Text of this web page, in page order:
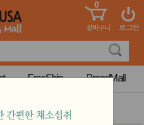
0
FreeShip BrandMall